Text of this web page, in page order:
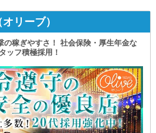
リーブ）
の稼ぎやすさ！ 社会保険・厚生年金な
ッフ積極採用！